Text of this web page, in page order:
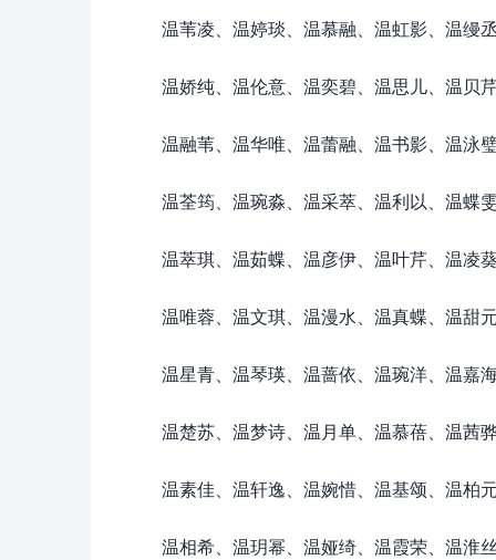
温苇凌、温婷琰、温慕融、温虹影、温缦丞
温娇纯、温伦意、温奕碧、温思儿、温贝芹
温融苇、温华唯、温蕾融、温书影、温泳璧
温荃筠、温琬淼、温采萃、温利以、温蝶雯
温萃琪、温茹蝶、温彦伊、温叶芹、温凌葵
温唯蓉、温文琪、温漫水、温真蝶、温甜元
温星青、温琴瑛、温蔷依、温琬洋、温嘉海
温楚苏、温梦诗、温月单、温慕蓓、温茜骅
温素佳、温轩逸、温婉惜、温基颂、温柏元
温相希、温玥幂、温娅绮、温霞荣、温淮丝